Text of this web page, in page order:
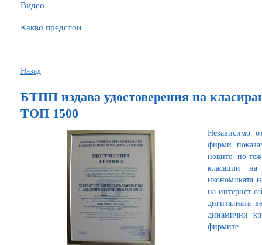
Видео
Какво предстои
Назад
БТПП издава удостоверения на
ТОП 1500
Независимо
фирми
новите по-
класации
икономиката
на интернет
дигиталната
динамични
фирмите.